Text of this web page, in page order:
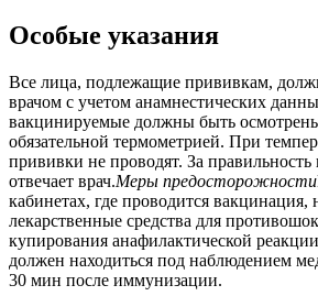
Особые указания
Все лица, подлежащие прививкам,
врачом с учетом анамнестических
вакцинируемые должны быть
обязательной термометрией. При
прививки не проводят. За
отвечает врач.Меры предосторожности
кабинетах, где проводится вакцинация,
лекарственные средства для
купирования анафилактической
должен находиться под наблюдением
30 мин после иммунизации.